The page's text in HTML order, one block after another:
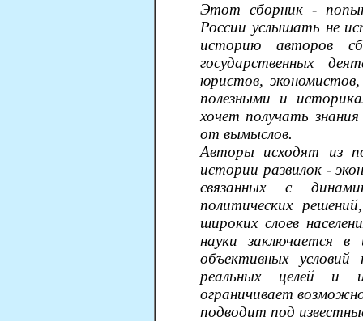
Этот сборник -
России услышать не
историю авторов
государственных
юристов,
полезными и
хочет получать
от вымыслов.
Авторы исходят из
истории развилок -
связанных с
политических
широких слоев
науки заключается в
объективных
реальных целей и
ограничивает
подводит под